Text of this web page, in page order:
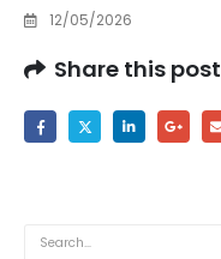
12/05/2026
Share this post